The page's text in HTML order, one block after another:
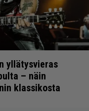
yllätysvieras
– näin
klassikosta